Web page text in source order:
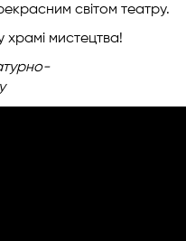
світом театру.
храмі мистецтва!